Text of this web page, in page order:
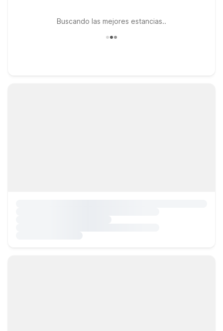
Buscando las mejores estancias..